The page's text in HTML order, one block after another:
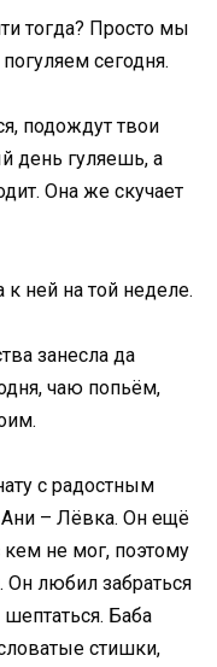
тогда? Просто мы
сегодня.
подождут твои
день гуляешь, а
Она же скучает
ней на той неделе.
занесла да
чаю попьём,
с радостным
Ани – Лёвка. Он ещё
кем не мог, поэтому
Он любил забраться
Баба
стишки,